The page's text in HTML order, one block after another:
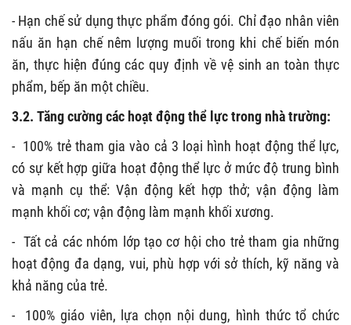
- Hạn chế sử dụng thực phẩm đóng gói. Chỉ đạo nhân viên
nấu ăn hạn chế nêm lượng muối trong khi chế biến món
ăn, thực hiện đúng các quy định về vệ sinh an toàn thực
phẩm, bếp ăn một chiều.
3.2. Tăng cường các hoạt động thể lực trong nhà trường:
- 100% trẻ tham gia vào cả 3 loại hình hoạt động thể lực,
có sự kết hợp giữa hoạt động thể lực ở mức độ trung bình
và mạnh cụ thể: Vận động kết hợp thở; vận động làm
mạnh khối cơ; vận động làm mạnh khối xương.
- Tất cả các nhóm lớp tạo cơ hội cho trẻ tham gia những
hoạt động đa dạng, vui, phù hợp với sở thích, kỹ năng và
khả năng của trẻ.
-
100% giáo viên, lựa chọn nội dung, hình thức tổ chức